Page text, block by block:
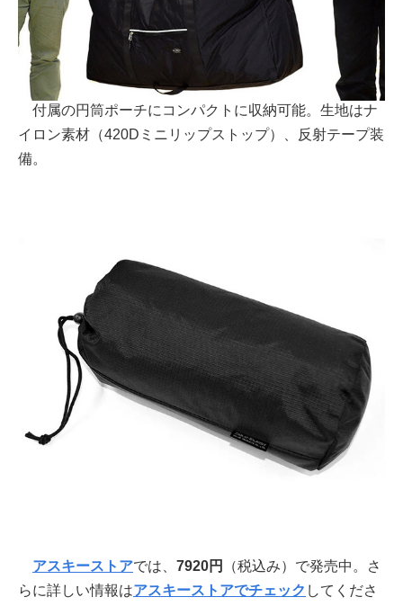
付属の円筒ポーチにコンパクトに収納可能。生地はナ
イロン素材（420Dミニリップストップ）、反射テープ装
備。
アスキーストアでは、 7920円
（税込み）で発売中。さ
らに詳しい情報はアスキーストアでチェック してくださ